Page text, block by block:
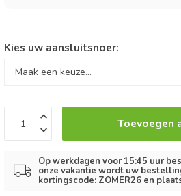
Kies uw aansluitsnoer:
Toevoegen
Op werkdagen voor 15:45 uur
onze vakantie wordt uw
kortingscode: ZOMER26 en